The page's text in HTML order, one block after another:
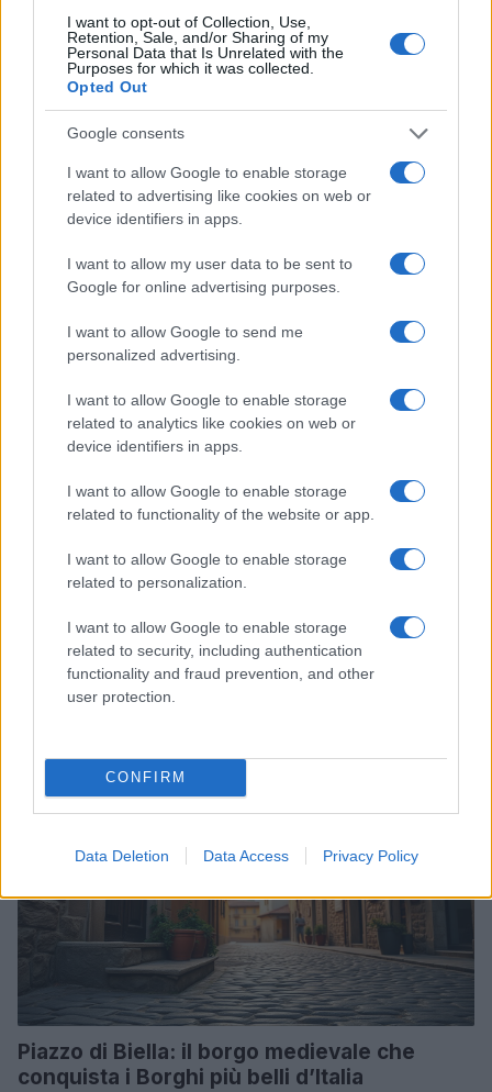
I want to opt-out of Collection, Use,
Retention, Sale, and/or Sharing of my
Personal Data that Is Unrelated with the
Purposes for which it was collected.
Opted Out
Google consents
I want to allow Google to enable storage
related to advertising like cookies on web or
device identifiers in apps.
I want to allow my user data to be sent to
Google for online advertising purposes.
I want to allow Google to send me
personalized advertising.
I want to allow Google to enable storage
related to analytics like cookies on web or
device identifiers in apps.
I want to allow Google to enable storage
related to functionality of the website or app.
I want to allow Google to enable storage
related to personalization.
I want to allow Google to enable storage
related to security, including authentication
functionality and fraud prevention, and other
user protection.
CONFIRM
Data Deletion Data Access Privacy Policy
Weekend in Umbria: borghi verdi e
panorami primaverili
Un viaggio primaverile attraverso Rasiglia, Castelluccio di
Norcia, Spello, Montefalco e Corciano
LIFESTYLE
Camicie primavera estate: modelli e
abbinamenti da provare
La camicia come jolly di guardaroba: dal denim alle
trasparenze, guida ai pezzi da avere
Piazzo di Biella: il borgo medievale che
conquista i Borghi più belli d’Italia